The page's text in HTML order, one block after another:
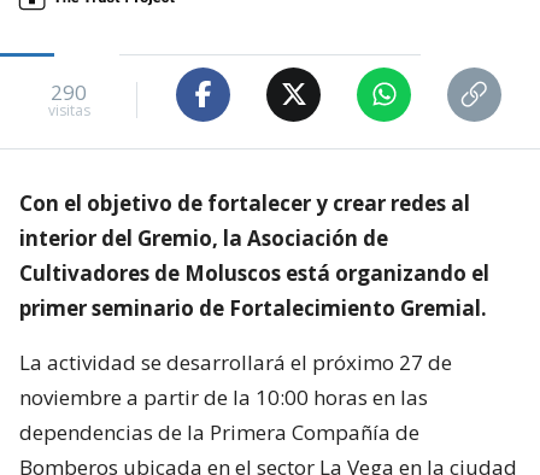
290
visitas
Con el objetivo de fortalecer y crear redes al
interior del Gremio, la Asociación de
Cultivadores de Moluscos está organizando el
primer seminario de Fortalecimiento Gremial.
La actividad se desarrollará el próximo 27 de
noviembre a partir de la 10:00 horas en las
dependencias de la Primera Compañía de
Bomberos ubicada en el sector La Vega en la ciudad